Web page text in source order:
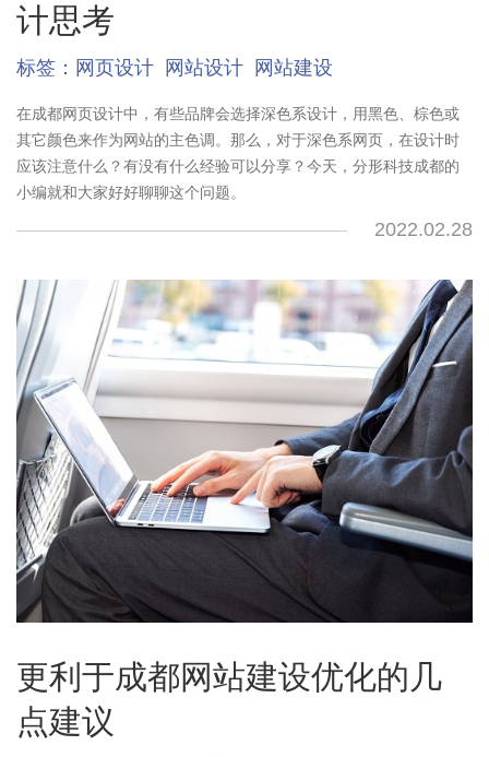
计思考
标签： 网页设计 网站设计 网站建设
在成都网页设计中，有些品牌会选择深色系设计，用黑色、棕色或
其它颜色来作为网站的主色调。那么，对于深色系网页，在设计时
应该注意什么？有没有什么经验可以分享？今天，分形科技成都的
小编就和大家好好聊聊这个问题。
2022.02.28
更利于成都网站建设优化的几
点建议